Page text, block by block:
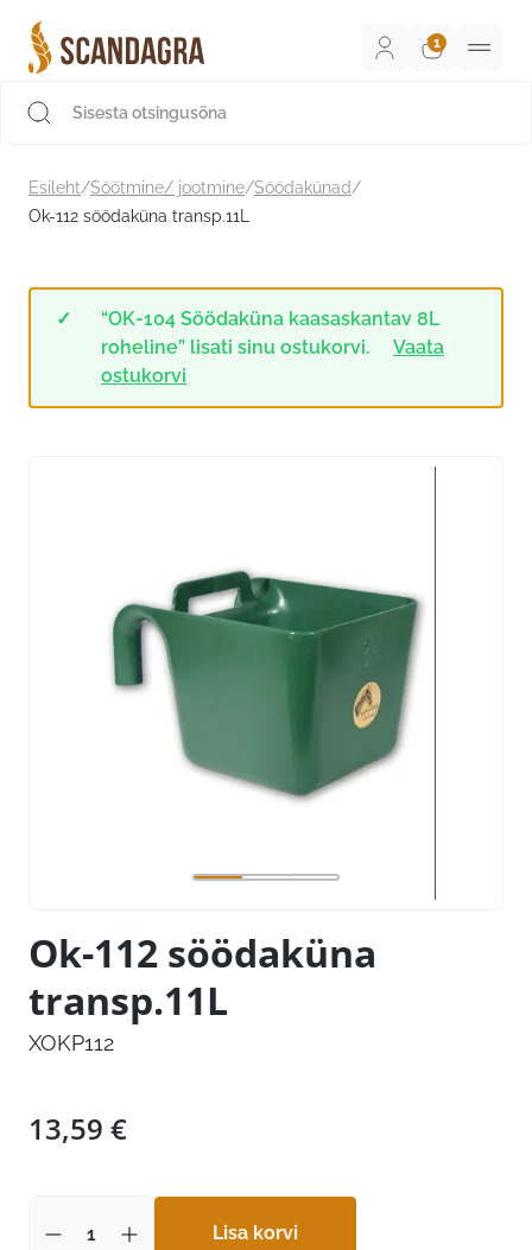
sisu
juurde
Esileht/Söötmine/ jootmine/Söödakünad/
Ok-112 söödaküna transp.11L
“OK-104 Söödaküna kaasaskantav 8L
roheline” lisati sinu ostukorvi.
Vaata
ostukorvi
Ok-112 söödaküna
transp.11L
XOKP112
13,59 €
Lisa korvi